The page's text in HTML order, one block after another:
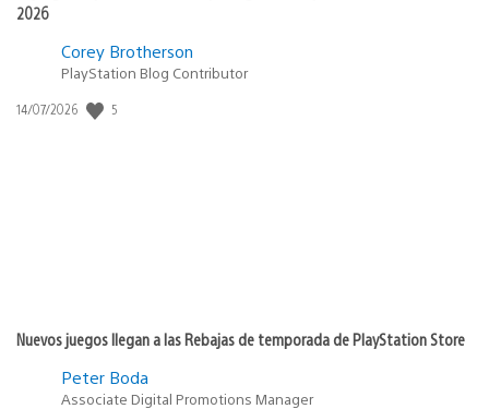
2026
Corey Brotherson
PlayStation Blog Contributor
Fecha
14/07/2026 5
Nuevos juegos llegan a las Rebajas de temporada de PlayStation Store
Peter Boda
Associate Digital Promotions Manager